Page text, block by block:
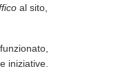
al sito,
iniziative.